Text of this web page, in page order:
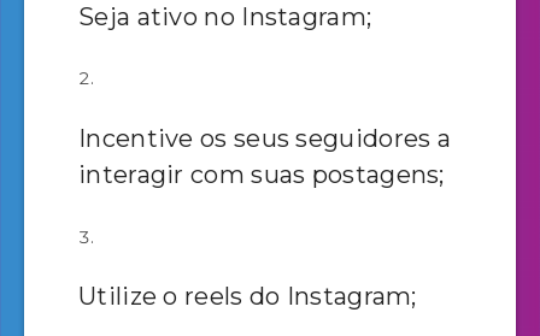
Seja ativo no Instagram;
Incentive os seus seguidores a
interagir com suas postagens;
Utilize o reels do Instagram;